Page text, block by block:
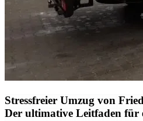
Stressfreier Umzug von
Der ultimative Leitfaden für